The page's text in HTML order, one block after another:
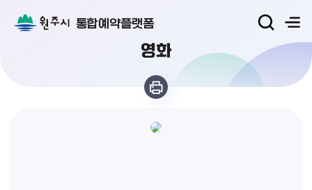
통합예약플랫폼
영화